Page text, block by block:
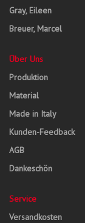
Gray, Eileen
Breuer, Marcel
Über Uns
Produktion
Material
Made in Italy
Kunden-Feedback
AGB
Dankeschön
Service
Versandkosten